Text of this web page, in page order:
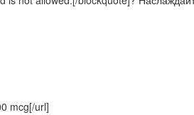
mcg[/url]